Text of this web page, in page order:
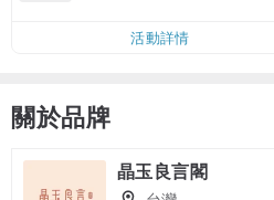
活動詳情
關於品牌
晶玉良言閣